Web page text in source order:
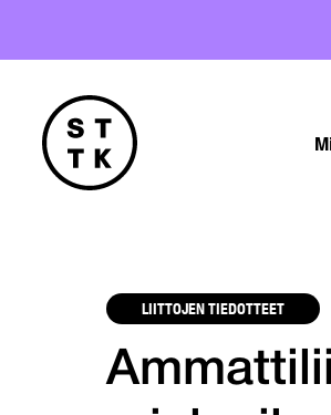
LIITTOJEN TIEDOTTEET